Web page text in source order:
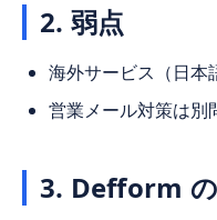
2. 弱点
海外サービス（日本
営業メール対策は別
3. Defform